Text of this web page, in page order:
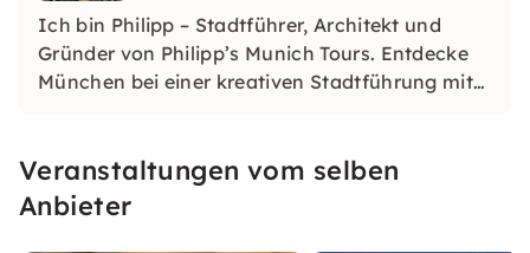
Ich bin Philipp – Stadtführer, Architekt und
Gründer von Philipp’s Munich Tours. Entdecke
München bei einer kreativen Stadtführung mit
Highlights der Tour auf Postkarten – perfekt für
Einsteiger*innen!
Veranstaltungen vom selben
Anbieter